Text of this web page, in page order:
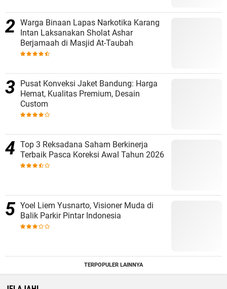
Warga Binaan Lapas Narkotika Karang
Intan Laksanakan Sholat Ashar
Berjamaah di Masjid At-Taubah
Pusat Konveksi Jaket Bandung: Harga
Hemat, Kualitas Premium, Desain
Custom
Top 3 Reksadana Saham Berkinerja
Terbaik Pasca Koreksi Awal Tahun 2026
Yoel Liem Yusnarto, Visioner Muda di
Balik Parkir Pintar Indonesia
TERPOPULER LAINNYA